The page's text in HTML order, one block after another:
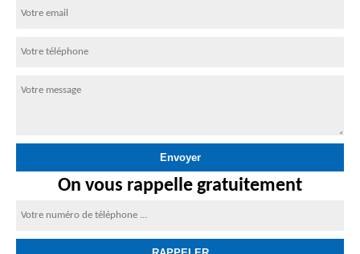
On vous rappelle gratuitement